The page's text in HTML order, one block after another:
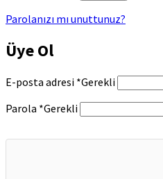
Parolanızı mı unuttunuz?
Üye Ol
E-posta adresi *Gerekli
Parola *Gerekli